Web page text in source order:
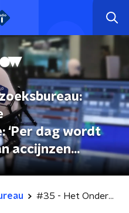
‘Per dag wordt
accijnzen
#35 - Het Onderzoeksbureau: Toename illegale tabaksproductie: ‘Per dag wordt 550.000 euro aan accijnzen ontlopen’